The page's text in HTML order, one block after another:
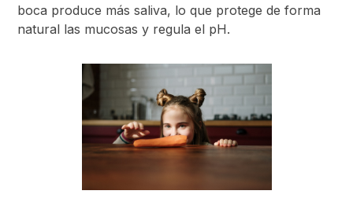
boca produce más saliva, lo que protege de forma
natural las mucosas y regula el pH.